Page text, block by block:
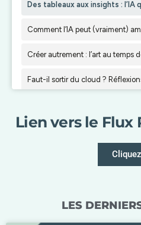
Lien vers le Flux
LES